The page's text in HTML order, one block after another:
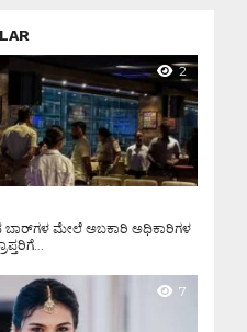
2
ಬಾರ್‌ಗಳ ಮೇಲೆ ಅಬಕಾರಿ ಅಧಿಕಾರಿಗಳ
7